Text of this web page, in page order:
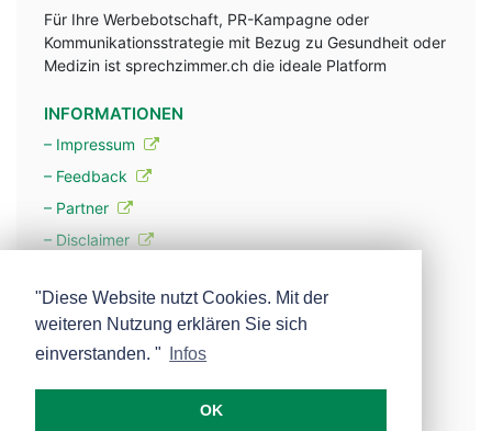
Für Ihre Werbebotschaft, PR-Kampagne oder
Kommunikationsstrategie mit Bezug zu Gesundheit oder
Medizin ist sprechzimmer.ch die ideale Platform
INFORMATIONEN
– Impressum
– Feedback
– Partner
– Disclaimer
– Werbung
– Mehr über unsere Experten
"Diese Website nutzt Cookies. Mit der
weiteren Nutzung erklären Sie sich
einverstanden. "
Infos
OK